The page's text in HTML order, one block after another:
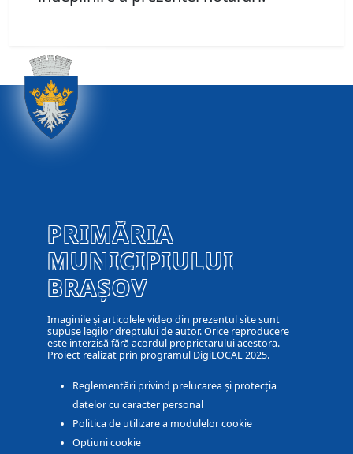
PRIMĂRIA
MUNICIPIULUI
BRAȘOV
Imaginile și articolele video din prezentul site sunt
supuse legilor dreptului de autor. Orice reproducere
este interzisă fără acordul proprietarului acestora.
Proiect realizat prin programul DigiLOCAL 2025.
Reglementări privind prelucarea și protecția
datelor cu caracter personal
Politica de utilizare a modulelor cookie
Optiuni cookie